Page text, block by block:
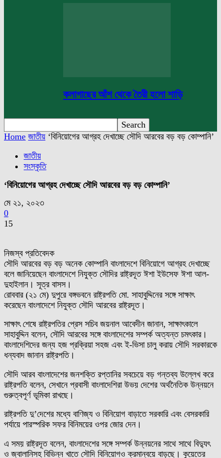
কলাগাছের আঁশ থেকে তৈরী হলো শাড়ি
Home জাতীয় ‘বিনিয়োগের আগ্রহ দেখাচ্ছে সৌদি আরবের বড় বড় কোম্পানি’
জাতীয়
সংস্কৃতি
‘বিনিয়োগের আগ্রহ দেখাচ্ছে সৌদি আরবের বড় বড় কোম্পানি’
মে ২১, ২০২৩
0
15
নিজস্ব প্রতিবেদক
সৌদি আরবের বড় বড় অনেক কোম্পানি বাংলাদেশে বিনিয়োগে আগ্রহ দেখাচ্ছে
বলে জানিয়েছেন বাংলাদেশে নিযুক্ত সৌদির রাষ্ট্রদূত ঈশা ইউসেফ ঈশা আল-
দুহাইলান। সূত্র বাসস।
রোববার (২১ মে) দুপুরে বঙ্গভবনে রাষ্ট্রপতি মো. সাহাবুদ্দিনের সঙ্গে সাক্ষাৎ
করেছেন বাংলাদেশে নিযুক্ত সৌদি আরবের রাষ্ট্রদূত।
সাক্ষাৎ শেষে রাষ্ট্রপতির প্রেস সচিব জয়নাল আবেদীন জানান, সাক্ষাৎকালে
সাহাবুদ্দিন বলেন, সৌদি আরবের সঙ্গে বাংলাদেশের সম্পর্ক অত্যন্ত চমৎকার।
বাংলাদেশিদের জন্য হজ প্রক্রিয়া সহজ এবং ই-ভিসা চালু করায় সৌদি সরকারকে
ধন্যবাদ জানান রাষ্ট্রপতি।
সৌদি আরব বাংলাদেশের জনশক্তি রপ্তানির সবচেয়ে বড় গন্তব্য উল্লেখ করে
রাষ্ট্রপতি বলেন, সেখানে প্রবাসী বাংলাদেশিরা উভয় দেশের অর্থনৈতিক উন্নয়নে
গুরুত্বপূর্ণ ভূমিকা রাখছে।
রাষ্ট্রপতি দু’দেশের মধ্যে বাণিজ্য ও বিনিয়োগ বাড়াতে সরকারি এবং বেসরকারি
পর্যায়ে পারস্পরিক সফর বিনিময়ের ওপর জোর দেন।
এ সময় রাষ্ট্রদূত বলেন, বাংলাদেশের সঙ্গে সম্পর্ক উন্নয়নের সাথে সাথে বিদ্যুৎ
ও জ্বালানিসহ বিভিন্ন খাতে সৌদি বিনিয়োগও ক্রমান্বয়ে বাড়ছে। কুয়েতের